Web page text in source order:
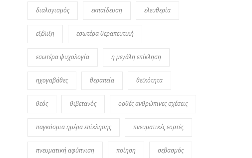
διαλογισμός εκπαίδευση ελευθερία
εξέλιξη εσωτέρα θεραπευτική
εσωτέρα ψυχολογία η μεγάλη επίκληση
ηχογαβάθες θεραπεία θεϊκότητα
θεός θιβετανός ορθές ανθρώπινες σχέσεις
παγκόσμια ημέρα επίκλησης πνευματικές εορτές
πνευματική αφύπνιση ποίηση σεβασμός